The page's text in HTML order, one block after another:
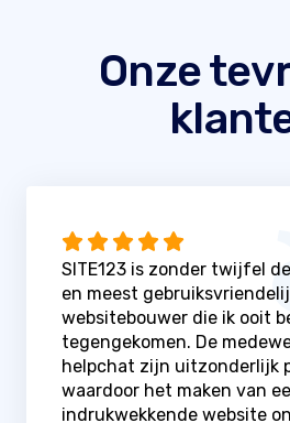
Onze
SITE123 is zonder twijfel
en meest
websitebouwer die ik ooit
tegengekomen. De
helpchat zijn uitzonderlijk
waardoor het maken van
indrukwekkende website